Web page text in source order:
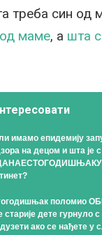
треба син од
маме, а шта
имамо епидемију
на децом и шта је
поломио
старије дете гурнуло
ако се нађете у